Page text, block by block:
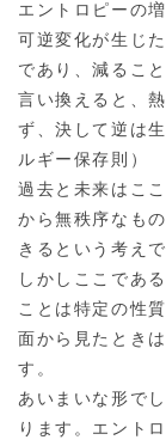
エントロピーの
可逆変化が生じ
であり、減るこ
言い換えると、
ず、決して逆は
ルギー保存則）
過去と未来はこ
から無秩序なも
きるという考えで
しかしここであ
ことは特定の性
面から見たとき
す。
あいまいな形で
ります。エント